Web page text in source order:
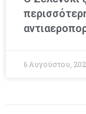
6 Αυγούστου,